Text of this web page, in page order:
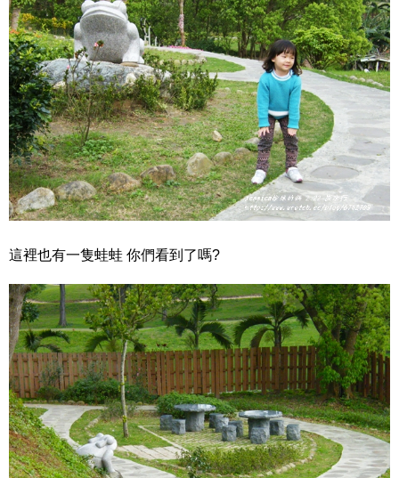
這裡也有一隻蛙蛙 你們看到了嗎?